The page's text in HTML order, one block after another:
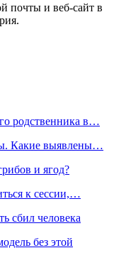
почты и веб-сайт в
родственника в…
Какие выявлены…
и ягод?
к сессии,…
сбил человека
без этой